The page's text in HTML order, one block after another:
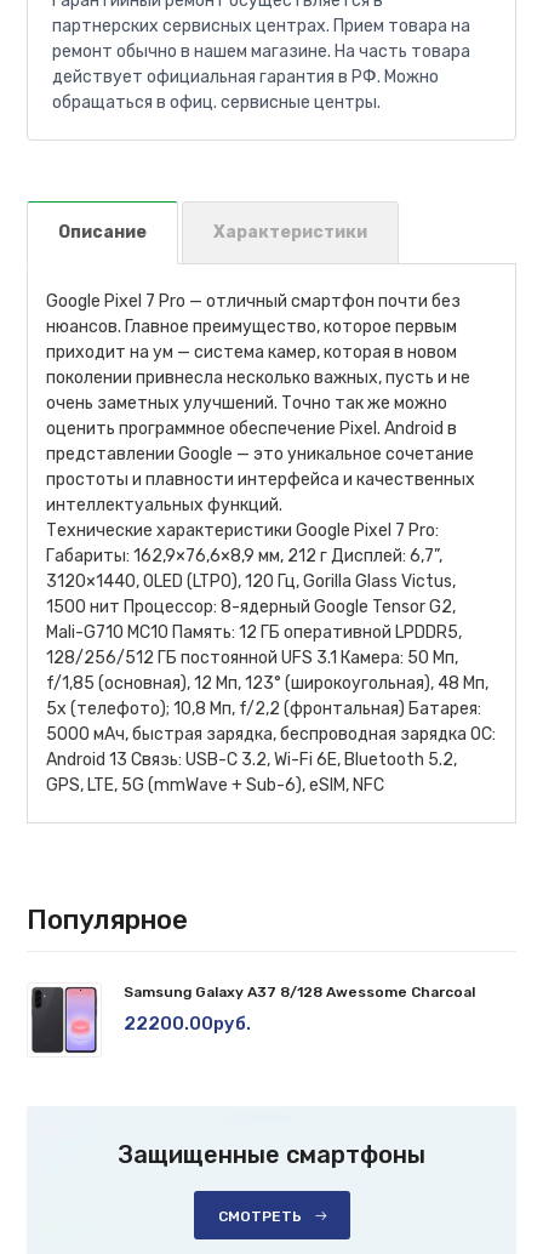
партнерских сервисных центрах. Прием товара на
ремонт обычно в нашем магазине. На часть товара
действует официальная гарантия в РФ. Можно
обращаться в офиц. сервисные центры.
Описание Характеристики
Google Pixel 7 Pro — отличный смартфон почти без
нюансов. Главное преимущество, которое первым
приходит на ум — система камер, которая в новом
поколении привнесла несколько важных, пусть и не
очень заметных улучшений. Точно так же можно
оценить программное обеспечение Pixel. Android в
представлении Google — это уникальное сочетание
простоты и плавности интерфейса и качественных
интеллектуальных функций.
Технические характеристики Google Pixel 7 Pro:
Габариты: 162,9×76,6×8,9 мм, 212 г Дисплей: 6,7”,
3120×1440, OLED (LTPO), 120 Гц, Gorilla Glass Victus,
1500 нит Процессор: 8-ядерный Google Tensor G2,
Mali-G710 MC10 Память: 12 ГБ оперативной LPDDR5,
128/256/512 ГБ постоянной UFS 3.1 Камера: 50 Мп,
f/1,85 (основная), 12 Мп, 123° (широкоугольная), 48 Мп,
5x (телефото); 10,8 Мп, f/2,2 (фронтальная) Батарея:
5000 мАч, быстрая зарядка, беспроводная зарядка ОС:
Android 13 Связь: USB-C 3.2, Wi-Fi 6E, Bluetooth 5.2,
GPS, LTE, 5G (mmWave + Sub-6), eSIM, NFC
Популярное
Samsung Galaxy A37 8/128 Awessome Charcoal
22200.00руб.
Защищенные смартфоны
СМОТРЕТЬ